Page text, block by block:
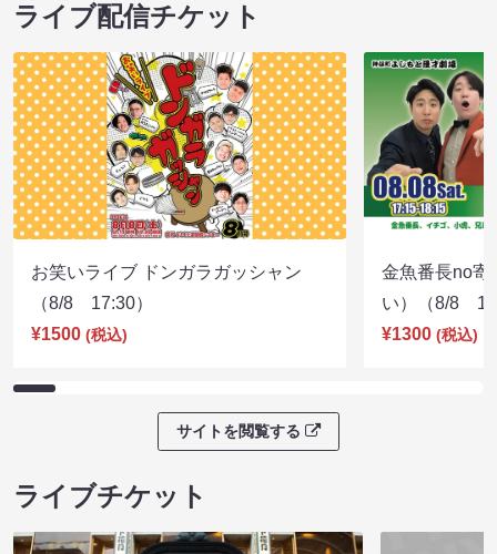
ライブ配信チケット
お笑いライブ ドンガラガッシャン
（8/8 17:30）
¥1500 (税込)
金魚番長no寄
い）（8/8
¥1300 (税込)
サイトを閲覧する
ライブチケット